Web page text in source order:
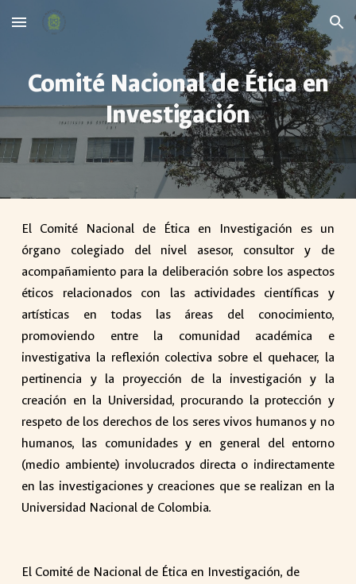
Skip to main content Skip to navigation
Comité Nacional de Ética en
Investigación
El Comité Nacional de Ética en Investigación es un
órgano colegiado del nivel asesor, consultor y de
acompañamiento para la deliberación sobre los aspectos
éticos relacionados con las actividades científicas y
artísticas en todas las áreas del conocimiento,
promoviendo entre la comunidad académica e
investigativa la reflexión colectiva sobre el quehacer, la
pertinencia y la proyección de la investigación y la
creación en la Universidad, procurando la protección y
respeto de los derechos de los seres vivos humanos y no
humanos, las comunidades y en general del entorno
(medio ambiente) involucrados directa o indirectamente
en las investigaciones y creaciones que se realizan en la
Universidad Nacional de Colombia.
El Comité de Nacional de Ética en Investigación, de